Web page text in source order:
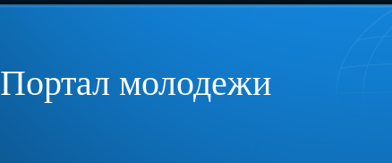
Портал молодежи